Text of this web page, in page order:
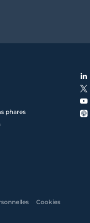
phares
Cookies